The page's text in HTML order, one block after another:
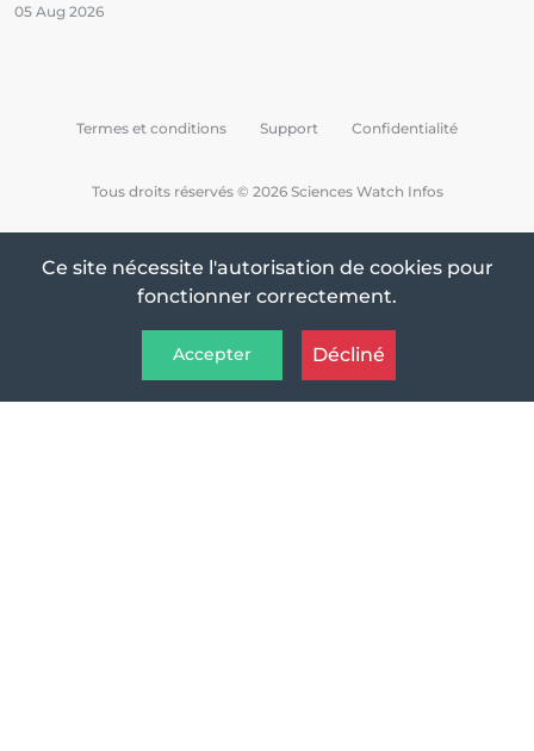
05 Aug 2026
Tous droits réservés © 2026 Sciences Watch Infos
Termes et conditions Support Confidentialité
Ce site nécessite l'autorisation de cookies pour
fonctionner correctement.
Accepter Décliné